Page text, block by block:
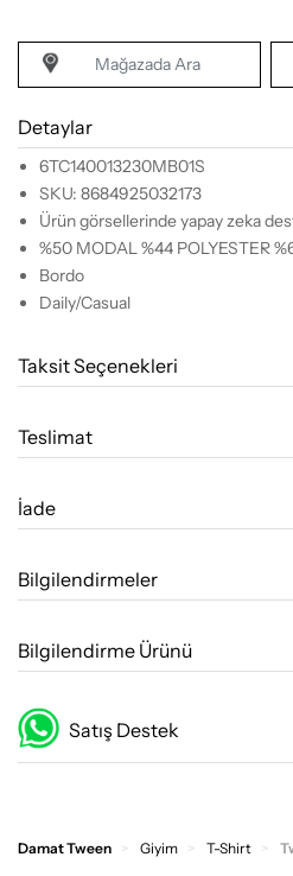
Mağazada Ara
Detaylar
6TC140013230MB01S
SKU: 8684925032173
Ürün görsellerinde yapay zeka
%50 MODAL %44 POLYESTER
Bordo
Daily/Casual
Taksit Seçenekleri
Teslimat
İade
Bilgilendirmeler
Bilgilendirme Ürünü
Satış Destek
Damat Tween Giyim T-Shirt